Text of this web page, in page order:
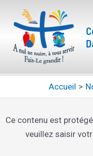
contenu
Accueil
Ce contenu est
veuillez saisir